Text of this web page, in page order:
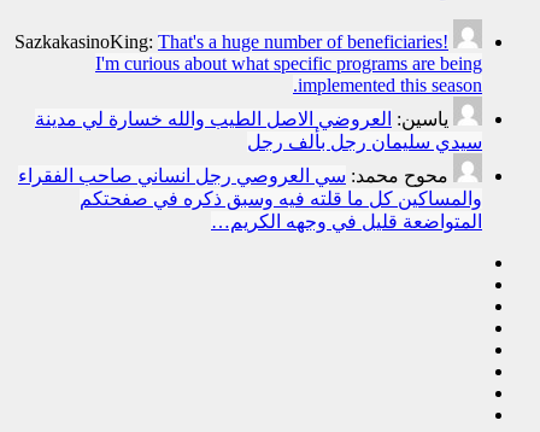
SazkakasinoKing: That's a huge number of beneficiaries!
I'm curious about what specific programs are being
implemented this season.
ياسين: العروضي الاصل الطيب والله خسارة لي مدينة
سيدي سليمان رجل بألف رجل
محوح محمد: سي العروصي رجل انساني صاحب الفقراء
والمساكين كل ما قلته فيه وسبق ذكره في صفحتكم
المتواضعة قليل في وجهه الكريم…